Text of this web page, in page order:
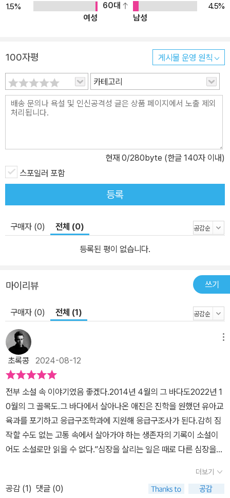
기’를 깊게 호흡하는 특별한 경험 위즈덤하우스는 2022년 11월부터
단편소설 연재 프로젝트 ‘위클리 픽션’을 통해 오늘 한국문학의 가장
구병모 〈파쇄〉, 조예은 〈만조를 기다리며〉, 안담 〈소녀는 따로 자란
다〉, 최진영 〈오로라〉 등 1년 동안 50편의 이야기가 독자들의 사랑을
받아왔다. 위픽 시리즈는 이렇게 연재를 마친 소설들을 순차적으로
출간하며, 이때 여러 편의 단편소설을 한데 묶는 기존의 방식이 아닌,
‘단 한 편’의 단편만으로 책을 구성하는 이례적인 시도를 통해 독자들
이야기’라는 완결성에 주목한다. 소설가뿐만 아니라 논픽션 작가, 시
인, 청소년문학 작가 등 다양한 작가들의 소설을 통해 장르와 경계를
허물며 이야기의 가능성과 재미를 확장한다. 시즌 1 50편에 이어 시
즌 2는 더욱 새로운 작가와 이야기들로 가득하다. 시즌 2에는 강화길,
아, 황정은 작가 등이 함께한다. 또한 시즌 2에는 작가 인터뷰를 수록
하여 작품 안팎으로 다양한 이야기를 들려주며 1년 50가지 이야기
축제를 더욱 풍성하게 펼쳐 보일 예정이다.
1.5%
60대
4.5%
여성
남성
100자평 게시물 운영 원칙
카테고리
현재 0/280byte (한글 140자 이내)
스포일러 포함
등록
구매자 (0) 전체 (0)
등록된 평이 없습니다.
마이리뷰 쓰기
구매자 (0) 전체 (1)
초록콩 2024-08-12
전부 소설 속 이야기였음 좋겠다.2014년 4월의 그 바다도2022년 1
0월의 그 골목도.그 바다에서 살아나온 애진은 진학을 원했던 유아교
육과를 포기하고 응급구조학과에 지원해 응급구조사가 된다.감히 짐
작할 수도 없는 고통 속에서 살아가야 하는 생존자의 기록이 소설이
어도 소설로만 읽을 수 없다.”심장을 살리는 일은 때로 다른 심장을
이들의 이야기에 가슴이 아려온다.아침에 집을 나선 모든 이들이 저
녁이 되면 무사히 집으로 돌아오는 게 당연한 사회가 되길 그리고 이
더보기
공감 (1) 댓글 (0)